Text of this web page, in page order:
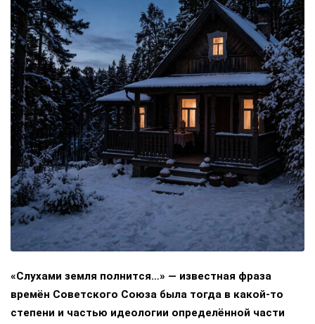
«Слухами земля полнится…» — известная фраза
времён Советского Союза была тогда в какой-то
степени и частью идеологии определённой части